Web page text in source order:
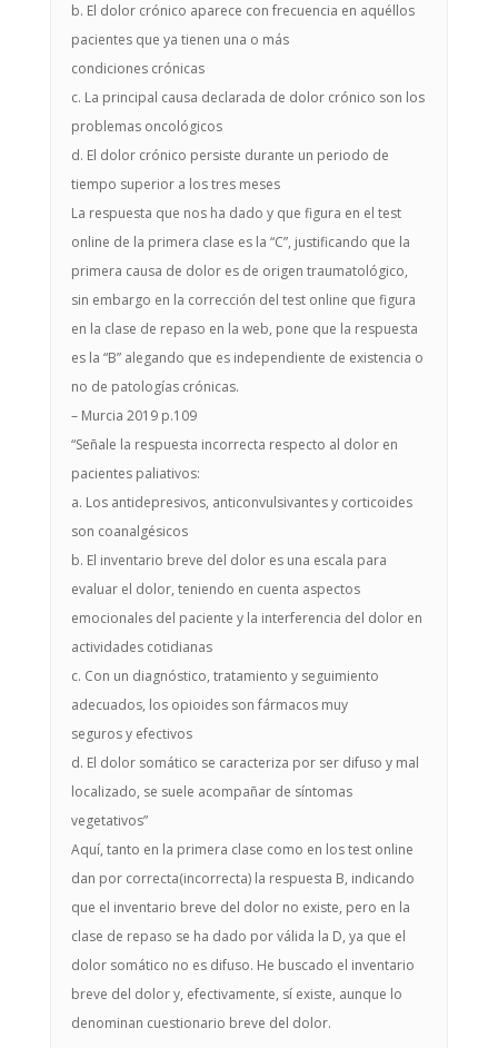
b. El dolor crónico aparece con frecuencia en aquéllos
pacientes que ya tienen una o más
condiciones crónicas
c. La principal causa declarada de dolor crónico son los
problemas oncológicos
d. El dolor crónico persiste durante un periodo de
tiempo superior a los tres meses
La respuesta que nos ha dado y que figura en el test
online de la primera clase es la “C”, justificando que la
primera causa de dolor es de origen traumatológico,
sin embargo en la corrección del test online que figura
en la clase de repaso en la web, pone que la respuesta
es la “B” alegando que es independiente de existencia o
no de patologías crónicas.
– Murcia 2019 p.109
“Señale la respuesta incorrecta respecto al dolor en
pacientes paliativos:
a. Los antidepresivos, anticonvulsivantes y corticoides
son coanalgésicos
b. El inventario breve del dolor es una escala para
evaluar el dolor, teniendo en cuenta aspectos
emocionales del paciente y la interferencia del dolor en
actividades cotidianas
c. Con un diagnóstico, tratamiento y seguimiento
adecuados, los opioides son fármacos muy
seguros y efectivos
d. El dolor somático se caracteriza por ser difuso y mal
localizado, se suele acompañar de síntomas
vegetativos”
Aquí, tanto en la primera clase como en los test online
dan por correcta(incorrecta) la respuesta B, indicando
que el inventario breve del dolor no existe, pero en la
clase de repaso se ha dado por válida la D, ya que el
dolor somático no es difuso. He buscado el inventario
breve del dolor y, efectivamente, sí existe, aunque lo
denominan cuestionario breve del dolor.